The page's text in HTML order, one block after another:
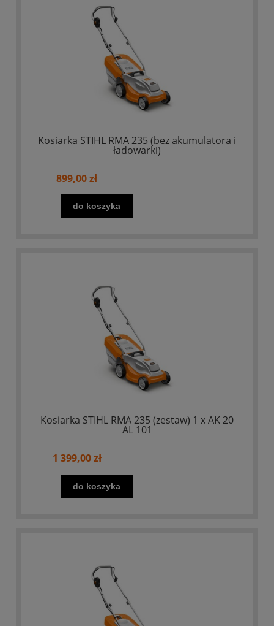
Kosiarka STIHL RMA 235 (bez akumulatora i
ładowarki)
899,00 zł
do koszyka
Kosiarka STIHL RMA 235 (zestaw) 1 x AK 20
AL 101
1 399,00 zł
do koszyka